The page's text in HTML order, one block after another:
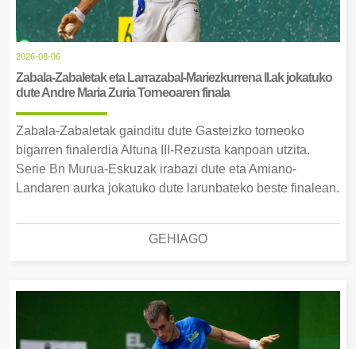
2026-08-06
Zabala-Zabaletak eta Larrazabal-Mariezkurrena II.ak jokatuko
dute Andre Maria Zuria Torneoaren finala
Zabala-Zabaletak gainditu dute Gasteizko torneoko
bigarren finalerdia Altuna III-Rezusta kanpoan utzita.
Serie Bn Murua-Eskuzak irabazi dute eta Amiano-
Landaren aurka jokatuko dute larunbateko beste finalean.
GEHIAGO